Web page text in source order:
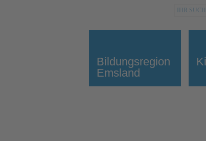
Bildungsregion
Emsland